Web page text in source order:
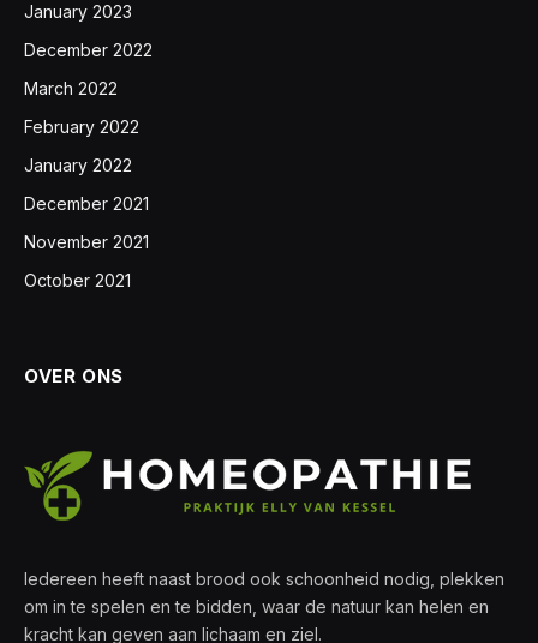
January 2023
December 2022
March 2022
February 2022
January 2022
December 2021
November 2021
October 2021
OVER ONS
Iedereen heeft naast brood ook schoonheid nodig, plekken
om in te spelen en te bidden, waar de natuur kan helen en
kracht kan geven aan lichaam en ziel.